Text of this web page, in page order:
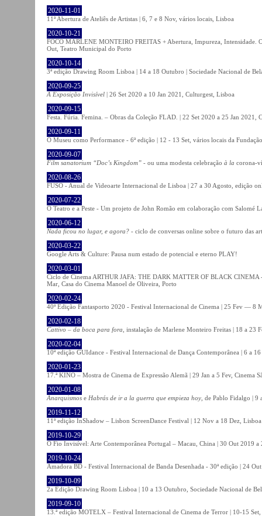
2020-11-01
11ª Abertura de Ateliês de Artistas | 6, 7 e 8 Nov, vários locais, Lisboa
2020-10-21
FOCO MARLENE MONTEIRO FREITAS + Abertura, Impureza, Intensidade.
Out, Teatro Municipal do Porto
2020-10-14
3ª edição Drawing Room Lisboa | 14 a 18 Outubro | Sociedade Nacional de
2020-09-25
A Exposição Invisível | 26 Set 2020 a 10 Jan 2021, Culturgest, Lisboa
2020-09-15
Festa. Fúria. Femina. – Obras da Coleção FLAD. | 22 Set 2020 a 25 Jan
2020-09-11
O Museu como Performance - 6ª edição | 12 - 13 Set, vários locais da
2020-09-07
Film sanatorium “Doc’s Kingdom” - ou uma modesta celebração à la corona-
2020-08-26
FUSO - Anual de Videoarte Internacional de Lisboa | 27 a 30 Agosto, edição
2020-07-22
O Teatro e a Peste - Um projeto de John Romão em colaboração com Salomé
2020-06-12
Nada ficou no lugar, e agora? - ciclo de conversas online sobre o futuro das
2020-03-22
Google Arts & Culture: Pausa num estado de potencial e eterno PLAY!
2020-03-01
Ciclo de Cinema ARTHUR JAFA: THE DARK MATTER OF BLACK
Mar, Casa do Cinema Manoel de Oliveira, Porto
2020-02-24
40ª Edição Fantasporto 2020 - Festival Internacional de Cinema | 25 Fev — 8
2020-02-18
Cattivo – da boca para fora , instalação de Marlene Monteiro Freitas | 18 a
2020-02-04
10ª edição GUIdance - Festival Internacional de Dança Contemporânea | 6 a
2020-01-23
17.ª KINO – Mostra de Cinema de Expressão Alemã | 29 Jan a 5 Fev, Cinema
2020-01-08
Anarquismos e Habrás de ir a la guerra que empieza hoy , de Pablo Fidalgo |
2019-11-12
11ª edição InShadow – Lisbon ScreenDance Festival | 12 Nov a 18 Dez, Lisboa
2019-10-29
O Fio Invisível: Arte Contemporânea Portugal – Macau, China | 30 Out 2019
2019-10-24
Amadora BD - Festival Internacional de Banda Desenhada - 30ª edição | 24
2019-10-09
2a Edição Drawing Room Lisboa | 10 a 13 Outubro, Sociedade Nacional de
2019-09-10
13.ª edição MOTELX – Festival Internacional de Cinema de Terror | 10-15